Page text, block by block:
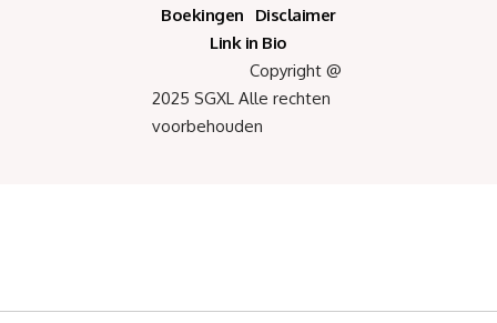
Boekingen
Disclaimer
Link in Bio
Copyright @
2025 SGXL Alle rechten
voorbehouden